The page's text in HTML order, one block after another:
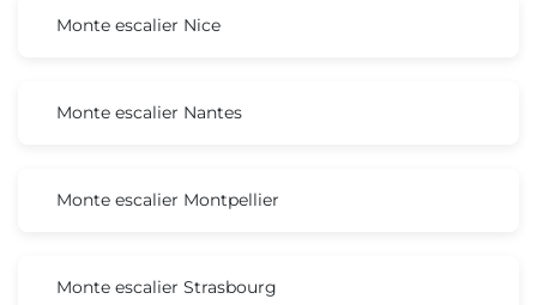
Monte escalier Nice
Monte escalier Nantes
Monte escalier Montpellier
Monte escalier Strasbourg